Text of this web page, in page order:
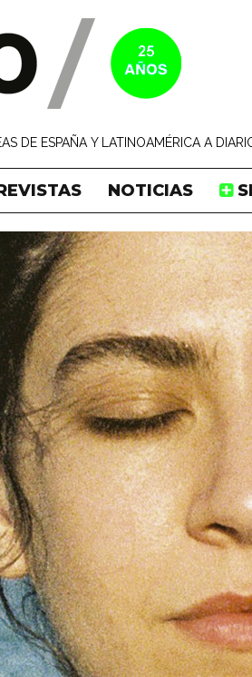
DE ESPAÑA Y LATINOAMÉRICA A
NOTICIAS